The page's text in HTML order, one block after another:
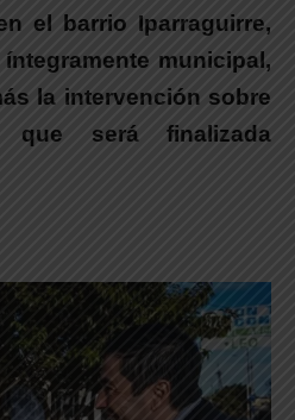
el barrio Iparraguirre,
municipal,
la intervención sobre
que será finalizada